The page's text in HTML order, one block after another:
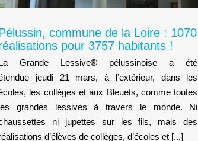
commune de la Loire : 1070
pour 3757 habitants !
Grande Lessive® pélussinoise a été
jeudi 21 mars, à l’extérieur, dans les
les collèges et aux Bleuets, comme toutes
grandes lessives à travers le monde. Ni
ni jupettes sur les fils, mais des
d’élèves de collèges, d’écoles et [...]